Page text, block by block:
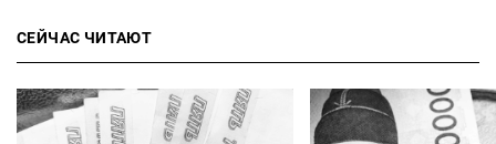
СЕЙЧАС ЧИТАЮТ